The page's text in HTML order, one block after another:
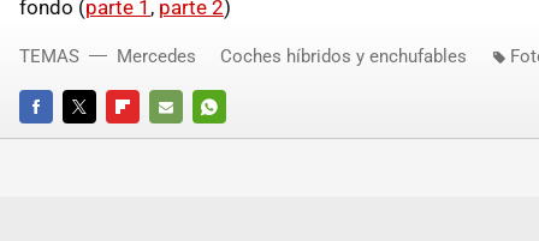
fondo (parte 1 , parte 2)
FACEBOOKTWITTERFLIPBOARD
E-
WHATSAPP
TEMAS Mercedes Coches híbridos y enchufables